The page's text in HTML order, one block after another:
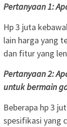
Pertanyaan 1:
Hp 3 juta
lain harga yang
dan fitur yang
Pertanyaan 2:
untuk bermain
Beberapa hp 3
spesifikasi yang